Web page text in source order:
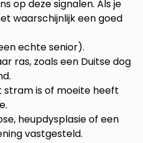
op deze signalen. Als je
waarschijnlijk een goed
echte senior).
ras, zoals een Duitse dog
is of moeite heeft
heupdysplasie of een
vastgesteld.